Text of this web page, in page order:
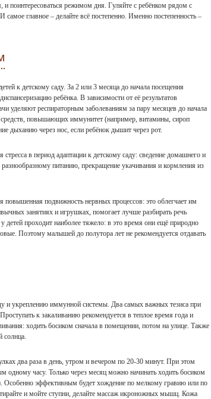
поинтересоваться режимом дня. Гуляйте с ребёнком рядом с
главное – делайте всё постепенно. Именно постепенность –
к детскому саду. За 2 или 3 месяца до начала посещения
ребёнка. В зависимости от её результатов
уделяют респираторным заболеваниям за пару месяцев до начала
средств, повышающих иммунитет (например, витамины, сироп
дыханию через нос, если ребёнок дышит через рот.
в период адаптации к детскому саду: сведение домашнего и
питанию, прекращение укачивания и кормления из
повышенная подвижность нервных процессов: это облегчает им
занятиях и игрушках, помогает лучше разбирать речь
детей проходит наиболее тяжело: в это время они ещё природно
Поэтому малышей до полутора лет не рекомендуется отдавать
и укреплению иммунной системы. Два самых важных тезиса при
к закаливанию рекомендуется в теплое время года и
ходить босиком сначала в помещении, потом на улице. Также
солнца.
два раза в день, утром и вечером по 20-30 минут. При этом
одному часу. Только через месяц можно начинать ходить босиком
Особенно эффективным будет хождение по мелкому гравию или по
и мойте ступни, делайте массаж икроножных мышц. Кожа